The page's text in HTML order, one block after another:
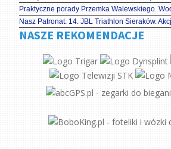
Praktyczne porady Przemka Walewskiego.
Nasz Patronat. 14. JBL Triathlon Sieraków.
NASZE REKOMENDACJE